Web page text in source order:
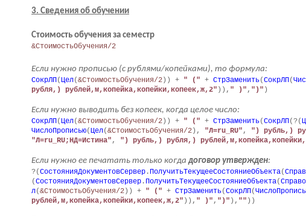
3. Сведения об обучении
Стоимость обучения за семестр
&СтоимостьОбучения/2
Если нужно прописью (с рублями/копейками), то формула:
СокрЛП(Цел(&СтоимостьОбучения/2 )) + " (" + СтрЗаменить(СокрЛП(
рубля,) рублей,м,копейка,копейки,копеек,ж,2" )), " )" , ")" )
Если нужно выводить без копеек, когда целое число:
СокрЛП(Цел(&СтоимостьОбучения/2 )) + " (" + СтрЗаменить(СокрЛП(?(
ЧислоПрописью(Цел(&СтоимостьОбучения/2 ), "Л=ru_RU" , ") рубль,)
"Л=ru_RU;НД=Истина" , ") рубль,) рубля,)
Если нужно ее печатать только когда договор утвержден:
?(СостоянияДокументовСервер . ПолучитьТекущееСостояниеОбъекта(
(СостоянияДокументовСервер . ПолучитьТекущееСостояниеОбъекта(
л(&СтоимостьОбучения/2 )) + " (" + СтрЗаменить(СокрЛП(
рублей,м,копейка,копейки,копеек,ж,2" )), " )" , ")" ), "" ))